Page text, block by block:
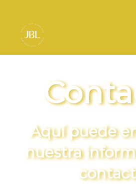
Aquí puede
nuestra